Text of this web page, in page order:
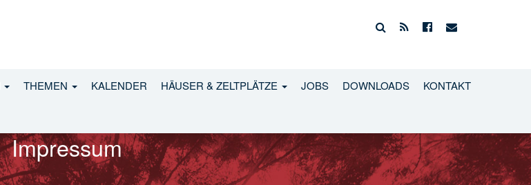
THEMEN KALENDER HÄUSER & ZELTPLÄTZE JOBS DOWNLOADS KONTAKT
Impressum